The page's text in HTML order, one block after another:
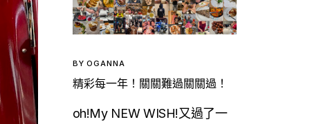
BY OGANNA
精彩每一年！關關難過關關過！
oh!My NEW WISH!又過了一